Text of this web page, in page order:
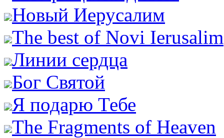
Новый Иерусалим
The best of Novi Ierusalim
Линии сердца
Бог Святой
Я подарю Тебе
The Fragments of Heaven